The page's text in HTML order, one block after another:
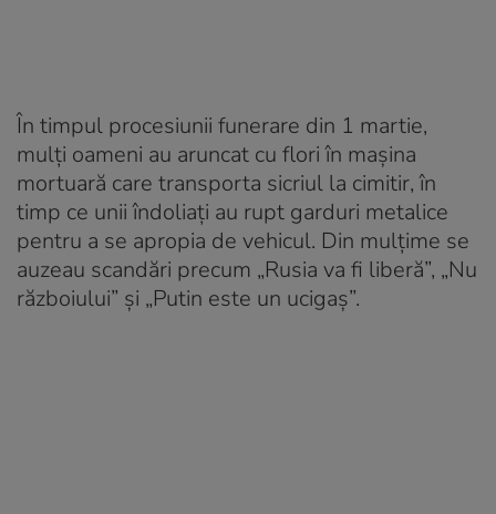
În timpul procesiunii funerare din 1 martie,
mulți oameni au aruncat cu flori în mașina
mortuară care transporta sicriul la cimitir, în
timp ce unii îndoliați au rupt garduri metalice
pentru a se apropia de vehicul. Din mulțime se
auzeau scandări precum „Rusia va fi liberă”, „Nu
războiului” și „Putin este un ucigaș”.